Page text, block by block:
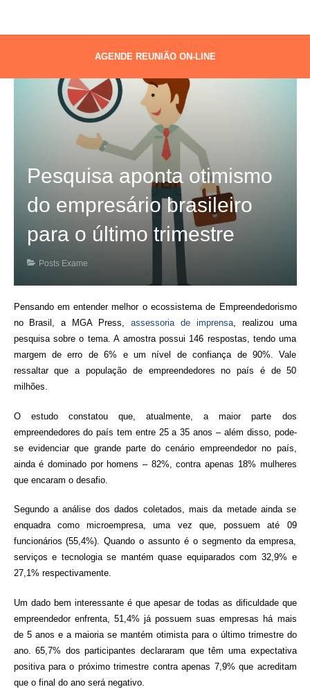
AGENDE REUNIÃO ON-LINE
Pesquisa aponta otimismo
do empresário brasileiro
para o último trimestre
Posts Exame
Pensando em entender melhor o ecossistema de Empreendedorismo
no Brasil, a MGA Press, assessoria de imprensa, realizou uma
pesquisa sobre o tema. A amostra possui 146 respostas, tendo uma
margem de erro de 6% e um nível de confiança de 90%. Vale
ressaltar que a população de empreendedores no país é de 50
milhões.
O estudo constatou que, atualmente, a maior parte dos
empreendedores do país tem entre 25 a 35 anos – além disso, pode-
se evidenciar que grande parte do cenário empreendedor no país,
ainda é dominado por homens – 82%, contra apenas 18% mulheres
que encaram o desafio.
Segundo a análise dos dados coletados, mais da metade ainda se
enquadra como microempresa, uma vez que, possuem até 09
funcionários (55,4%). Quando o assunto é o segmento da empresa,
serviços e tecnologia se mantém quase equiparados com 32,9% e
27,1% respectivamente.
Um dado bem interessante é que apesar de todas as dificuldade que
empreendedor enfrenta, 51,4% já possuem suas empresas há mais
de 5 anos e a maioria se mantém otimista para o último trimestre do
ano. 65,7% dos participantes declararam que têm uma expectativa
positiva para o próximo trimestre contra apenas 7,9% que acreditam
que o final do ano será negativo.